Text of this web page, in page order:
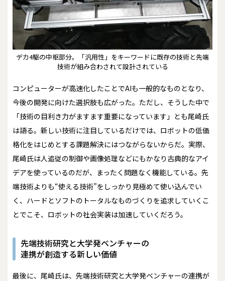
デカ4駆の中枢部分。「汎用性」をキーワードに既存の技術と先端
技術が組み合わされて設計されている
コンピューターが高速化したことでAIも一般的なものとなり、
今後の開発に向けた選択肢も広がった。ただし、そうした中で
「技術の目利き力がますます重要になっています」とも尾崎氏
は語る。新しい技術に注目しているだけでは、ロボットの低価
格化をはじめとする課題解決にはつながらないからだ。実際、
尾崎氏は人追従の制御や画像処理などにもかなり古典的なアイ
デアを使っているのだが、まったく問題なく機能している。先
端技術よりも“使える技術”をしっかり見極めて使い込んでい
く、ハードとソフトのトータルなものづくりを追求していくこ
とでこそ、ロボットの社会実装は加速していくだろう。
先端技術研究と大学発ベンチャーの
連携が創造する新しい価値
最後に、尾崎氏は、先端技術研究と大学発ベンチャーの連携が